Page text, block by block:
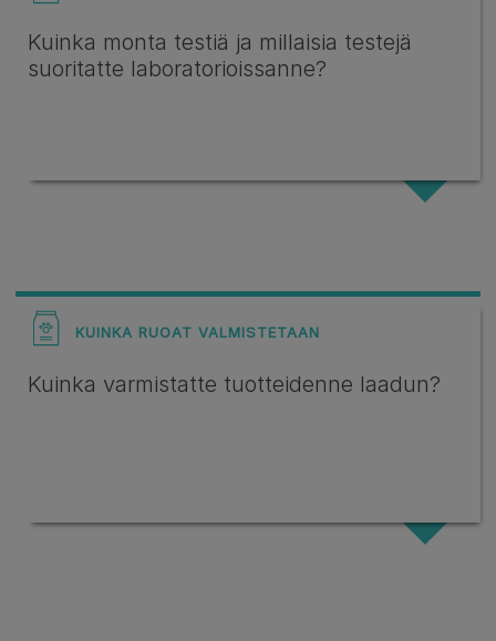
Kuinka monta testiä ja millaisia testejä
suoritatte laboratorioissanne?
KUINKA RUOAT VALMISTETAAN
Kuinka varmistatte tuotteidenne laadun?